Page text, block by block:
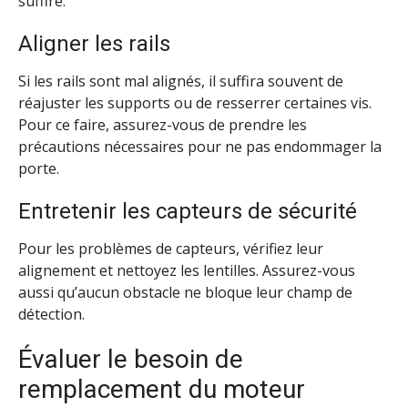
Aligner les rails
Si les rails sont mal alignés, il suffira souvent de
réajuster les supports ou de resserrer certaines vis.
Pour ce faire, assurez-vous de prendre les
précautions nécessaires pour ne pas endommager la
porte.
Entretenir les capteurs de sécurité
Pour les problèmes de capteurs, vérifiez leur
alignement et nettoyez les lentilles. Assurez-vous
aussi qu’aucun obstacle ne bloque leur champ de
détection.
Évaluer le besoin de
remplacement du moteur